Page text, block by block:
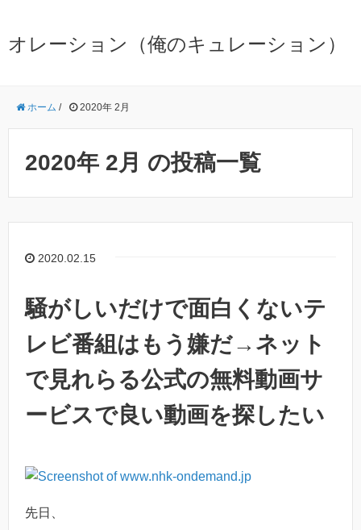
オレーション（俺のキュレーション）
ホーム / 2020年 2月
2020年 2月 の投稿一覧
2020.02.15
騒がしいだけで面白くないテ
レビ番組はもう嫌だ→ネット
で見れらる公式の無料動画サ
ービスで良い動画を探したい
先日、